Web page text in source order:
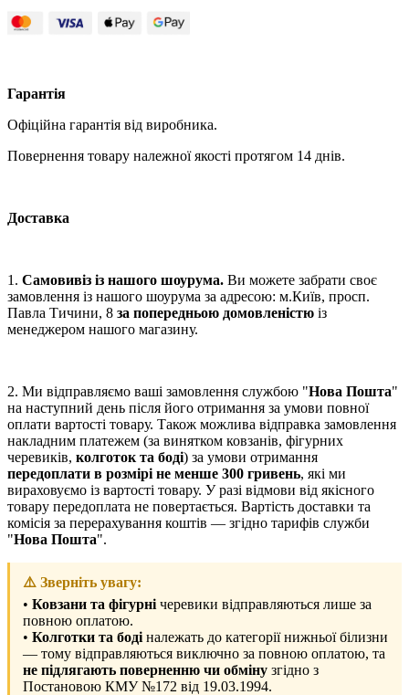
Гарантія
Офіційна гарантія від виробника.
Повернення товару належної якості протягом 14 днів.
Доставка
1. Самовивіз із нашого шоурума. Ви можете забрати своє
замовлення із нашого шоурума за адресою: м.Київ, просп.
Павла Тичини, 8 за попередньою домовленістю із
менеджером нашого магазину.
2. Ми відправляємо ваші замовлення службою "Нова Пошта"
на наступний день після його отримання за умови повної
оплати вартості товару. Також можлива відправка замовлення
накладним платежем (за винятком ковзанів, фігурних
черевиків, колготок та боді) за умови отримання
передоплати в розмірі не менше 300 гривень, які ми
вираховуємо із вартості товару. У разі відмови від якісного
товару передоплата не повертається. Вартість доставки та
комісія за перерахування коштів — згідно тарифів служби
"Нова Пошта".
⚠️ Зверніть увагу:
• Ковзани та фігурні черевики відправляються лише за
повною оплатою.
• Колготки та боді належать до категорії нижньої білизни
— тому відправляються виключно за повною оплатою, та
не підлягають поверненню чи обміну згідно з
Постановою КМУ №172 від 19.03.1994.